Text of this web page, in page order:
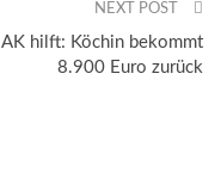
NEXT POST
AK hilft: Köchin bekommt
8.900 Euro zurück